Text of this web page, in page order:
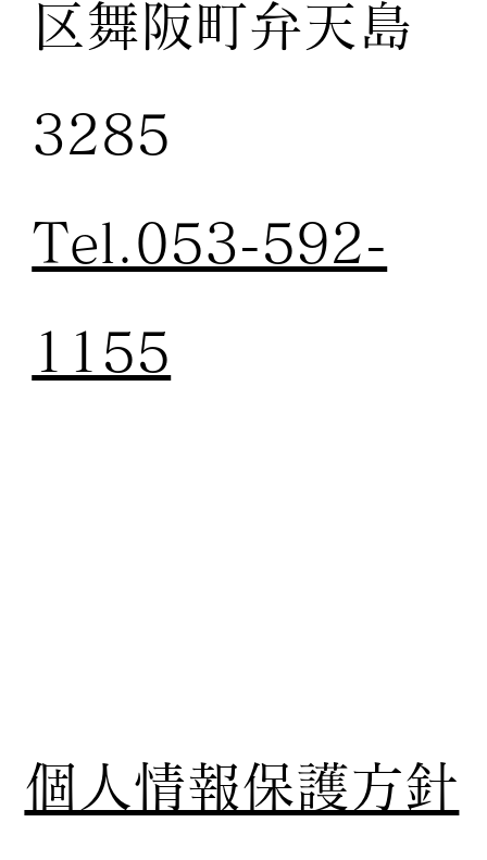
区舞阪町弁天島
3285
Tel.053-592-
1155
個人情報保護方針